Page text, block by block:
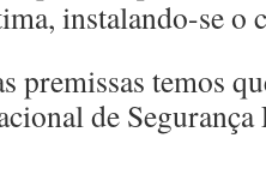
instalando-se o
premissas temos
de Segurança